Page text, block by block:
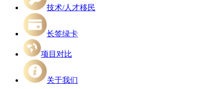
技术/人才移民
长签绿卡
项目对比
关于我们